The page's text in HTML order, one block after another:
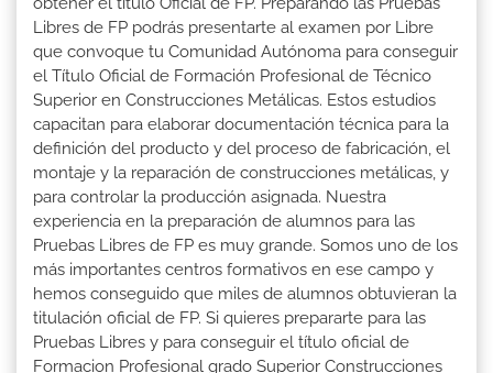
Libres de FP podrás presentarte al examen por Libre
que convoque tu Comunidad Autónoma para conseguir
el Título Oficial de Formación Profesional de Técnico
Superior en Construcciones Metálicas. Estos estudios
capacitan para elaborar documentación técnica para la
definición del producto y del proceso de fabricación, el
montaje y la reparación de construcciones metálicas, y
para controlar la producción asignada. Nuestra
experiencia en la preparación de alumnos para las
Pruebas Libres de FP es muy grande. Somos uno de los
más importantes centros formativos en ese campo y
hemos conseguido que miles de alumnos obtuvieran la
titulación oficial de FP. Si quieres prepararte para las
Pruebas Libres y para conseguir el título oficial de
Formacion Profesional grado Superior Construcciones